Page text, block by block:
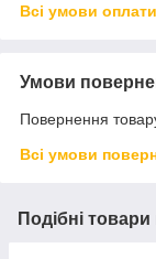
Всі умови оплати
Умови
Повернення
Всі умови
Подібні товари